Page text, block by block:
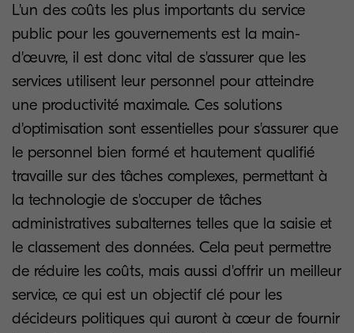
L'un des coûts les plus importants du service
public pour les gouvernements est la main-
d'œuvre, il est donc vital de s'assurer que les
services utilisent leur personnel pour atteindre
une productivité maximale. Ces solutions
d'optimisation sont essentielles pour s'assurer que
le personnel bien formé et hautement qualifié
travaille sur des tâches complexes, permettant à
la technologie de s'occuper de tâches
administratives subalternes telles que la saisie et
le classement des données. Cela peut permettre
de réduire les coûts, mais aussi d'offrir un meilleur
service, ce qui est un objectif clé pour les
décideurs politiques qui auront à cœur de fournir